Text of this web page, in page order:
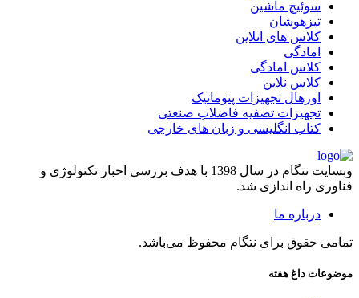
سوئیچ ماشین
تیزهوشان
کلاس های انلاین
امادگی
کلاس امادگی
کلاس نلاین
اورهال تجهیزات پنوماتیک
تجهیزات تصفیه فاضلاب صنعتی
کتاب انگلیسی و زبان های خارجی
وبسایت نتگام در سال 1398 با هدف بررسی اخبار تکنولوژی و
فناوری راه اندازی شد.
درباره ما
تمامی حقوق برای نتگام محفوظ می‌باشد.
موضوعات داغ هفته